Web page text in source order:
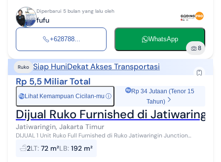
Diperbarui 5 bulan yang lalu oleh
fufu
+628788... WhatsApp
8
Ruko Siap HuniDekat Akses Transportasi
Rp 5,5 Miliar Total
Rp Lihat Kemampuan Cicilan-mu ⓘ
Rp 34 Jutaan (Tenor 15
Tahun)
Dijual Ruko Furnished di
Jatiwaringin, Jakarta Timur
DIJUAL 1 Unit Ruko Full Furnished di Ruko Jatiwaringin Junction
Jakarta Timur Spesifikasi: Ruko 4 Lantai LT: 72 m2 LB: 192 m2 Lebar
muka: 4 m Pan...
2LT: 72 m²LB: 192 m²